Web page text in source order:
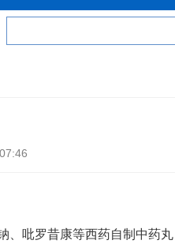
吡罗昔康等西药自制中药丸